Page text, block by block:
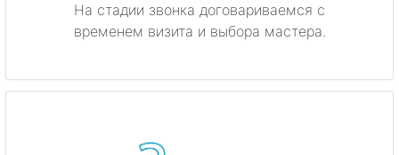
На стадии звонка договариваемся с
временем визита и выбора мастера.